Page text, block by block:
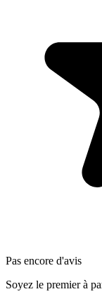
Pas encore d'avis
Soyez le premier à